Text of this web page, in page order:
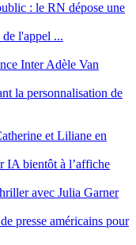
: le RN dépose une
l'appel ...
Inter Adèle Van
la personnalisation de
et Liliane en
IA bientôt à l’affiche
avec Julia Garner
presse américains pour